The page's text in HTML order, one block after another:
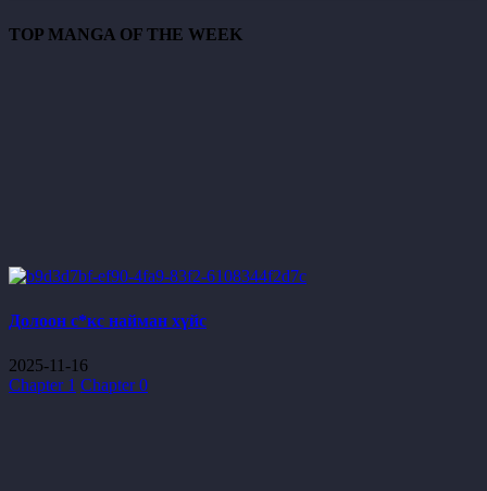
TOP MANGA OF THE WEEK
Долоон с*кс найман хүйс
2025-11-16
Chapter 1 Chapter 0